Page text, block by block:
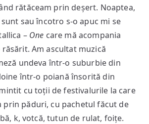
rătăceam prin deșert. Noaptea,
sau încotro s-o apuc mi se
–One care mă acompania
Am ascultat muzică
undeva într-o suburbie din
într-o poiană însorită din
cu toții de festivalurile la care
prin păduri, cu pachetul făcut de
k, votcă, tutun de rulat, foițe.